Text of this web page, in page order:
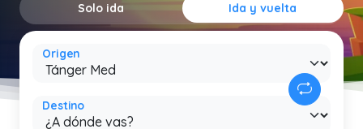
Solo ida Ida y vuelta
Origen
Destino